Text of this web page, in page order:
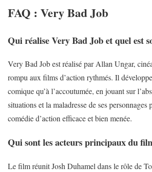
FAQ : Very Bad Job
Qui réalise Very Bad Job et quel est
Very Bad Job est réalisé par Allan Ungar,
rompu aux films d’action rythmés. Il
comique qu’à l’accoutumée, en jouant sur
situations et la maladresse de ses personnages
comédie d’action efficace et bien menée.
Qui sont les acteurs principaux du
Le film réunit Josh Duhamel dans le rôle de